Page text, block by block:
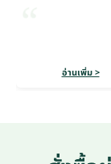
อ่านเพิ่ม >